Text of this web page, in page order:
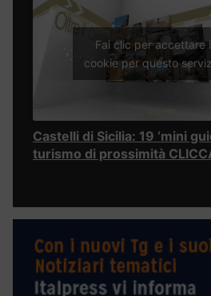
Fai clic per accettare i
cookie per questo
Castelli di Sicilia: 19 ‘mini
turismo di prossimità